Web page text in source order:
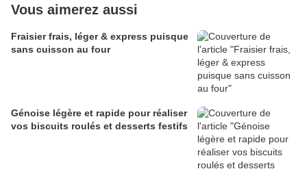
Vous aimerez aussi
Fraisier frais, léger & express puisque
sans cuisson au four
Génoise légère et rapide pour réaliser
vos biscuits roulés et desserts festifs